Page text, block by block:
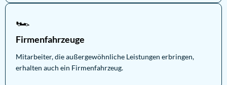
🏎
Firmenfahrzeuge
Mitarbeiter, die außergewöhnliche Leistungen erbringen,
erhalten auch ein Firmenfahrzeug.